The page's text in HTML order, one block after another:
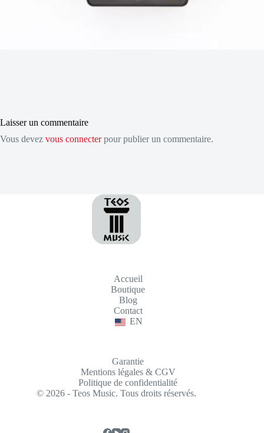
Laisser un commentaire
Vous devez vous connecterpour publier un commentaire.
Accueil
Boutique
Blog
Contact
EN
Garantie
Mentions légales & CGV
Politique de confidentialité
© 2026 - Teos Music. Tous droits réservés.